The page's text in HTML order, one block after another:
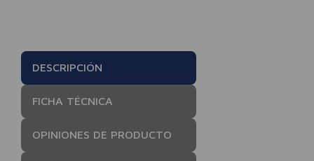
DESCRIPCIÓN
FICHA TÉCNICA
OPINIONES DE PRODUCTO